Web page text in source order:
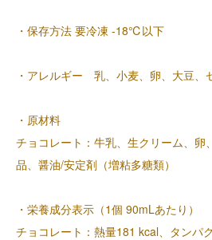
・保存方法 要冷凍 -18℃以下
・アレルギー 乳、小麦、卵、大豆、
・原材料
チョコレート：牛乳、生クリーム、卵
品、醤油/安定剤（増粘多糖類）
・栄養成分表示（1個 90mLあたり）
チョコレート：熱量181 kcal、タンパ